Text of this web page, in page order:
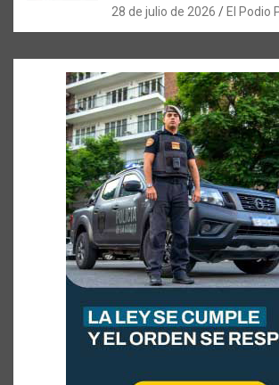
28 de julio de 2026 El Podio